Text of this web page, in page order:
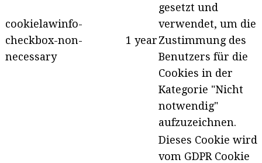
cookielawinfo-
checkbox-non-
necessary
1 year
gesetzt und
verwendet, um die
Zustimmung des
Benutzers für die
Cookies in der
Kategorie "Nicht
notwendig"
aufzuzeichnen.
Dieses Cookie wird
vom GDPR Cookie